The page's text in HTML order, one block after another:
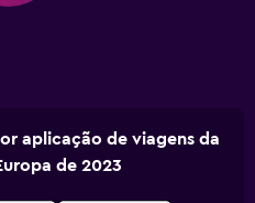
aplicação de viagens da
de 2023